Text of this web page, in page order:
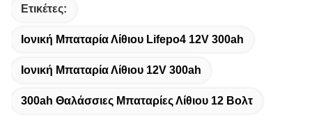
Ετικέτες:
Ιονική Μπαταρία Λίθιου Lifepo4 12V 300ah
Ιονική Μπαταρία Λίθιου 12V 300ah
300ah Θαλάσσιες Μπαταρίες Λίθιου 12 Βολτ